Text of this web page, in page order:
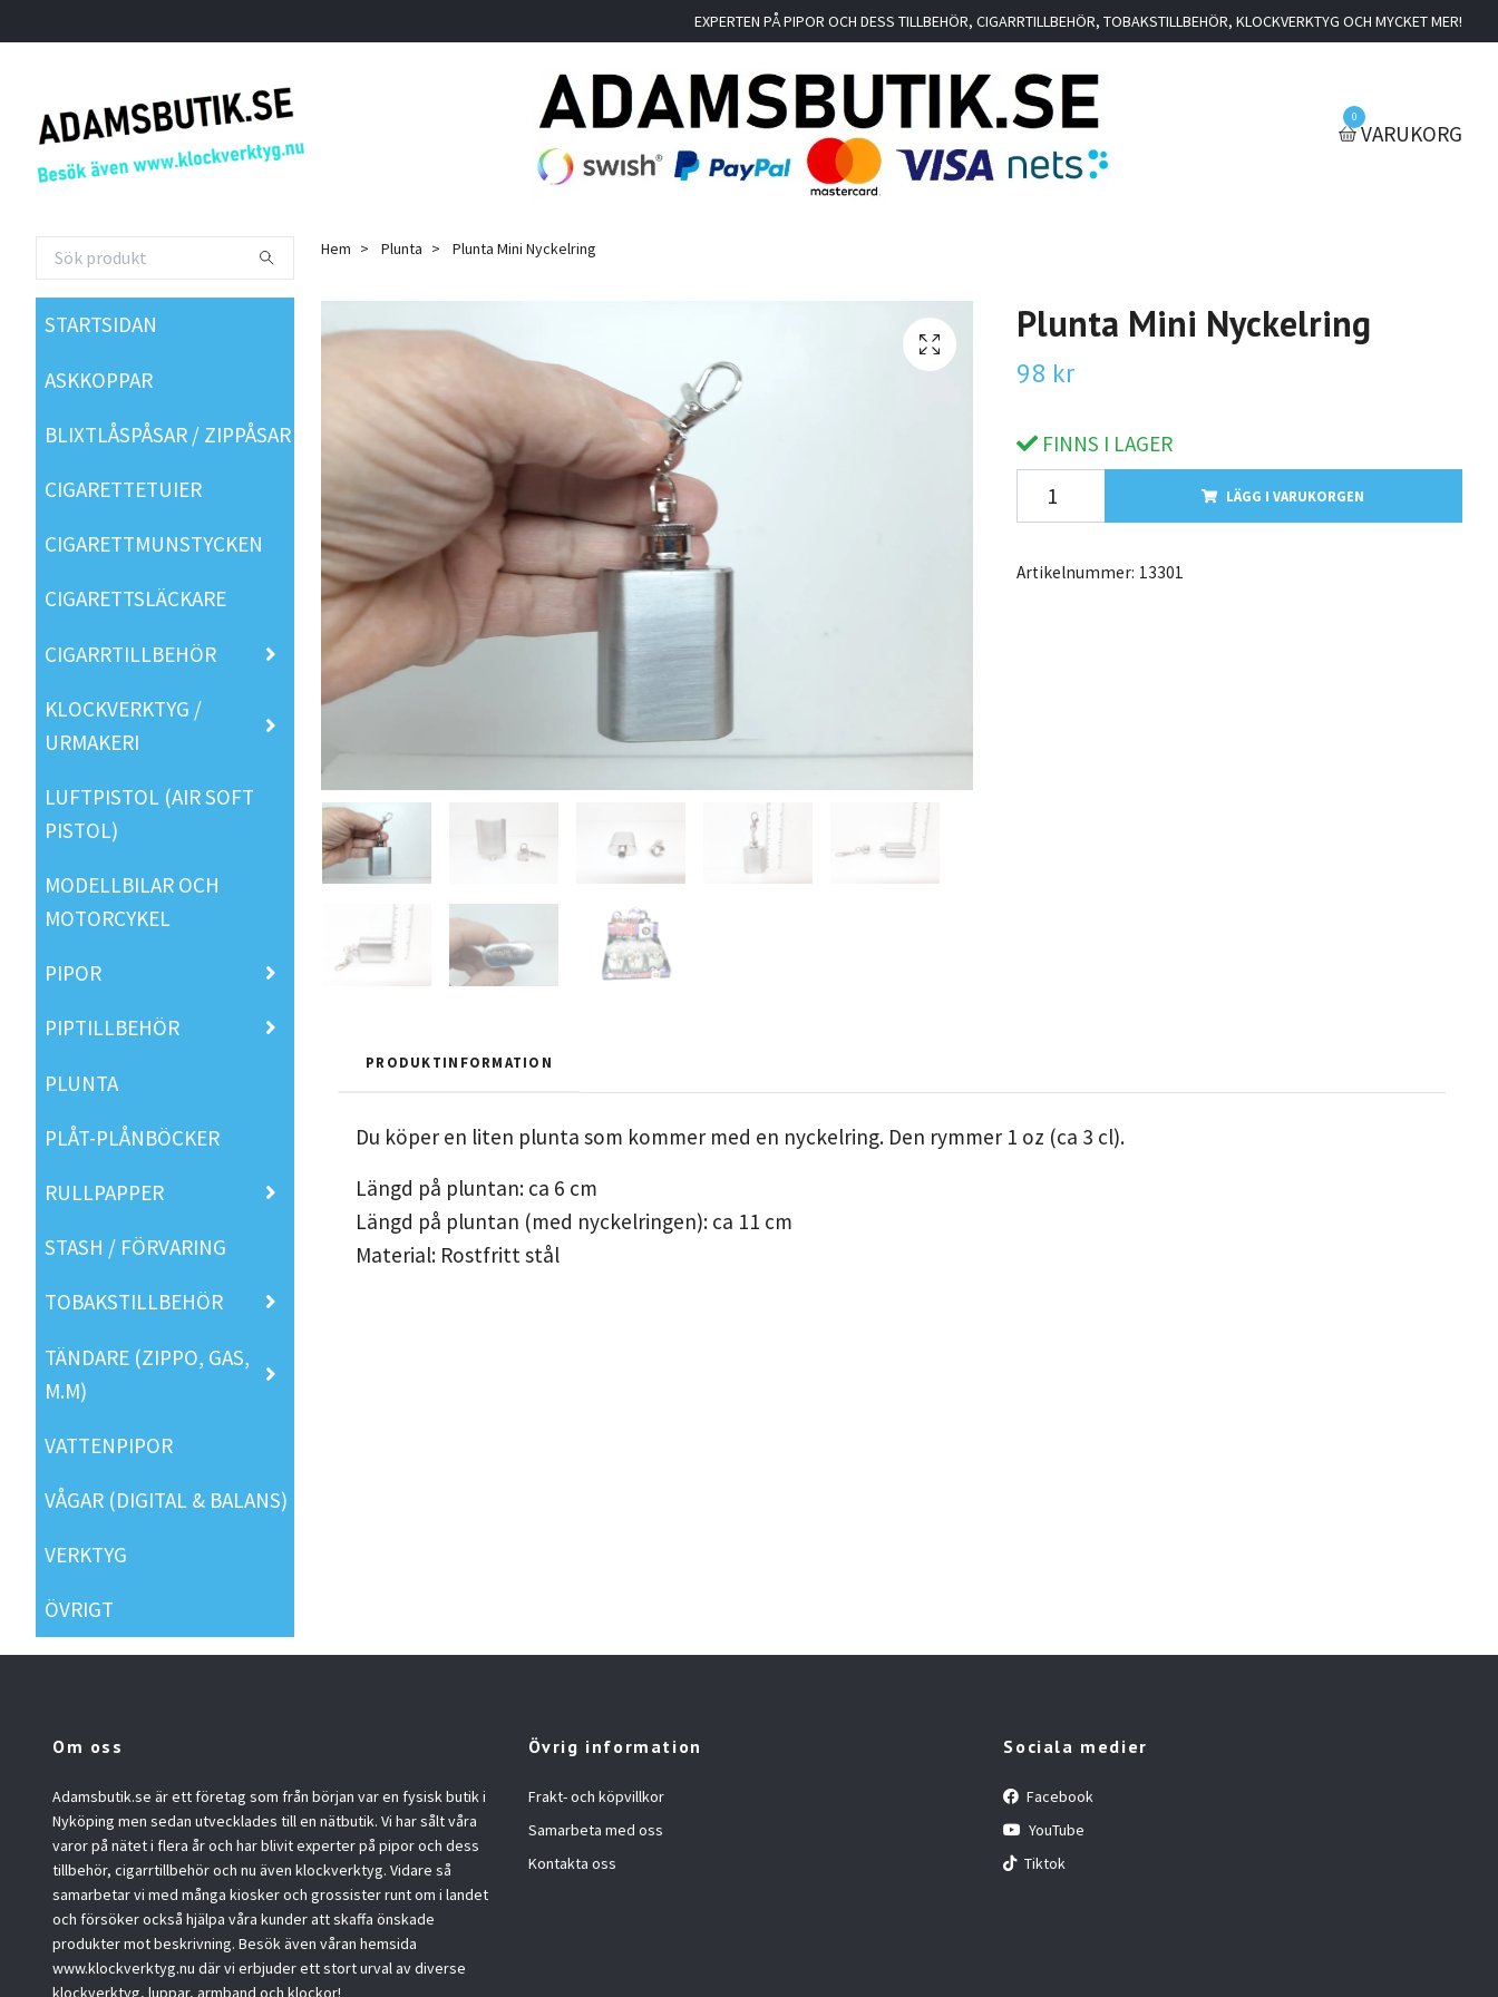
EXPERTEN PÅ PIPOR OCH DESS TILLBEHÖR, CIGARRTILLBEHÖR, TOBAKSTILLBEHÖR, KLOCKVERKTYG OCH MYCKET MER!
0
VARUKORG
STARTSIDAN
ASKKOPPAR
BLIXTLÅSPÅSAR / ZIPPÅSAR
CIGARETTETUIER
CIGARETTMUNSTYCKEN
CIGARETTSLÄCKARE
CIGARRTILLBEHÖR
KLOCKVERKTYG /
URMAKERI
LUFTPISTOL (AIR SOFT
PISTOL)
MODELLBILAR OCH
MOTORCYKEL
PIPOR
PIPTILLBEHÖR
PLUNTA
PLÅT-PLÅNBÖCKER
RULLPAPPER
STASH / FÖRVARING
TOBAKSTILLBEHÖR
TÄNDARE (ZIPPO, GAS,
M.M)
VATTENPIPOR
VÅGAR (DIGITAL & BALANS)
VERKTYG
ÖVRIGT
Hem Plunta Plunta Mini Nyckelring
Plunta Mini Nyckelring
98 kr
FINNS I LAGER
LÄGG I VARUKORGEN
Artikelnummer: 13301
PRODUKTINFORMATION
Du köper en liten plunta som kommer med en nyckelring. Den rymmer 1 oz (ca 3 cl).
Längd på pluntan: ca 6 cm
Längd på pluntan (med nyckelringen): ca 11 cm
Material: Rostfritt stål
Om oss
Adamsbutik.se är ett företag som från början var en fysisk butik i
Nyköping men sedan utvecklades till en nätbutik. Vi har sålt våra
varor på nätet i flera år och har blivit experter på pipor och dess
tillbehör, cigarrtillbehör och nu även klockverktyg. Vidare så
samarbetar vi med många kiosker och grossister runt om i landet
och försöker också hjälpa våra kunder att skaffa önskade
produkter mot beskrivning. Besök även våran hemsida
www.klockverktyg.nu där vi erbjuder ett stort urval av diverse
klockverktyg, luppar, armband och klockor!
Övrig information
Frakt- och köpvillkor
Samarbeta med oss
Kontakta oss
Sociala medier
Facebook
YouTube
Tiktok